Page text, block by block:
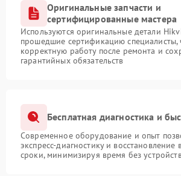
Оригинальные запчасти и
сертифицированные мастера
Используются оригинальные детали
прошедшие сертификацию специалисты,
корректную работу после ремонта и
гарантийных обязательств
Бесплатная диагностика и
Современное оборудование и опыт
экспресс-диагностику и восстановление
сроки, минимизируя время без